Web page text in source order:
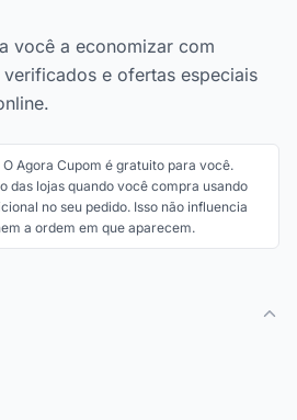
você a economizar com
e ofertas especiais
O Agora Cupom é gratuito para você.
das lojas quando você compra usando
no seu pedido. Isso não influencia
a ordem em que aparecem.